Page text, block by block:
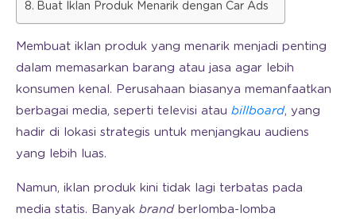
Buat Iklan Produk Menarik dengan Car Ads
Membuat iklan produk yang menarik menjadi penting
dalam memasarkan barang atau jasa agar lebih
konsumen kenal. Perusahaan biasanya memanfaatkan
berbagai media, seperti televisi atau billboard, yang
hadir di lokasi strategis untuk menjangkau audiens
yang lebih luas.
Namun, iklan produk kini tidak lagi terbatas pada
media statis. Banyak brand berlomba-lomba